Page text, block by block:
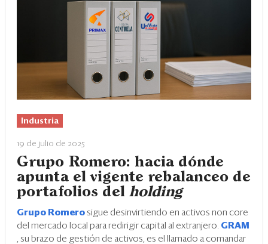
Industria
19 de julio de 2025
Grupo Romero: hacia dónde
apunta el vigente rebalanceo de
portafolios del holding
Grupo Romero sigue desinvirtiendo en activos non core
del mercado local para redirigir capital al extranjero. GRAM
, su brazo de gestión de activos, es el llamado a comandar